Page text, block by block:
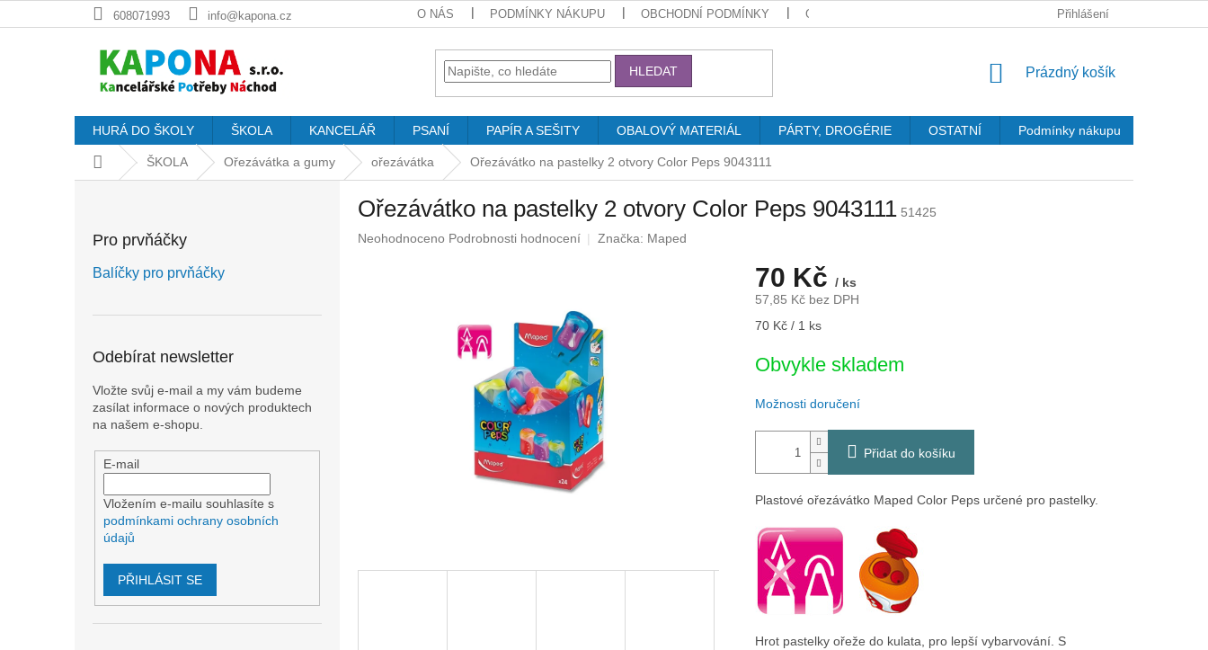
na
608071993 info@kapona.cz O NÁS PODMÍNKY NÁKUPU OBCHODNÍ PODMÍNKY GDPR Přihlášení
HLEDAT
NÁKUPNÍ
Prázdný košík
HURÁ DO ŠKOLY ŠKOLA KANCELÁŘ PSANÍ PAPÍR A SEŠITY OBALOVÝ MATERIÁL PÁRTY, DROGÉRIE OSTATNÍ Podmínky nákupu
Domů ŠKOLA Ořezávátka a gumy ořezávátka Ořezávátko na pastelky 2 otvory Color Peps 9043111
Pro prvňáčky
Balíčky pro prvňáčky
Odebírat newsletter
Vložte svůj e-mail a my vám budeme
zasílat informace o nových produktech
na našem e-shopu.
E-mail
Vložením e-mailu souhlasíte s
podmínkami ochrany osobních
údajů
PŘIHLÁSIT SE
Ořezávátko na pastelky 2 otvory Color Peps 9043111 51425
Průměrné
Neohodnoceno Podrobnosti hodnocení Značka: Maped
70 Kč / ks
57,85 Kč bez DPH
Měrná
70 Kč / 1 ks
Obvykle skladem
Možnosti doručení
Přidat do košíku
Plastové ořezávátko Maped Color Peps určené pro pastelky.
Hrot pastelky ořeže do kulata, pro lepší vybarvování. S